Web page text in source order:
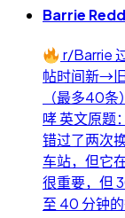
Barrie
r/Barrie
帖时间新→
（最多40
哮 英文原题
错过了两次
车站，但它
很重要，但
至 40 分钟